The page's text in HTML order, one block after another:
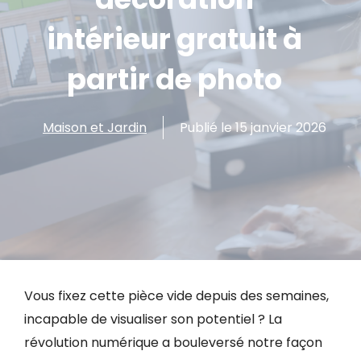
intérieur gratuit à
partir de photo
Maison et Jardin Publié le15 janvier 2026
Vous fixez cette pièce vide depuis des semaines,
incapable de visualiser son potentiel ? La
révolution numérique a bouleversé notre façon